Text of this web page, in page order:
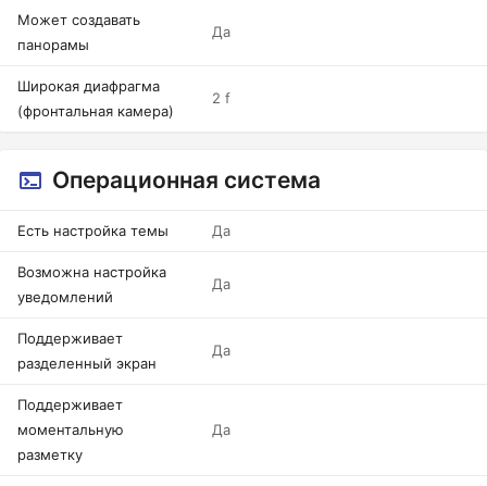
Может создавать
панорамы
Да
Широкая диафрагма
(фронтальная камера)
2 f
Операционная система
Есть настройка темы Да
Возможна настройка
уведомлений
Да
Поддерживает
разделенный экран
Да
Поддерживает
моментальную
разметку
Да